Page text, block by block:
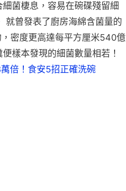
菌棲息，容易在碗碟殘留細
曾發表了廚房海綿含菌量的
密度更高達每平方厘米540億
樣本發現的細菌數量相若！
倍！食安5招正確洗碗